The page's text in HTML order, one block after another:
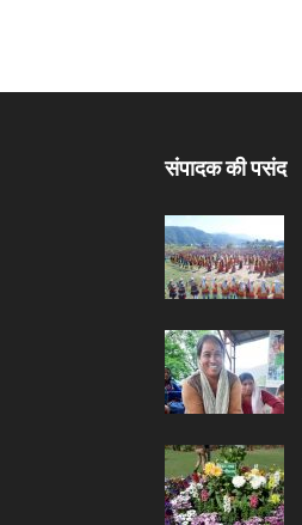
संपादक की पसंद